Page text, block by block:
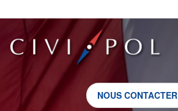
NOUS CONTACTER